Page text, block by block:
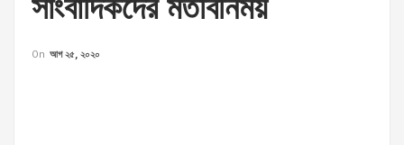
On আগ ২৫, ২০২০